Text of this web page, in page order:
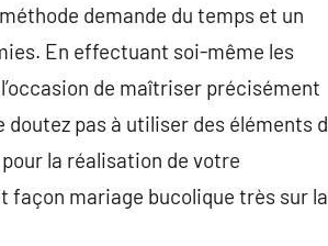
demande du temps et un
En effectuant soi-même les
de maîtriser précisément
pas à utiliser des éléments
la réalisation de votre
mariage bucolique très sur la